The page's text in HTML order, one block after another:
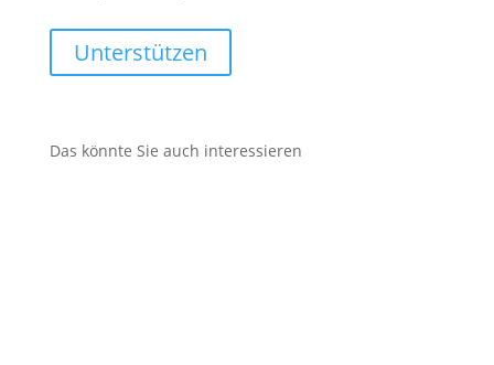
Unterstützen
Das könnte Sie auch interessieren